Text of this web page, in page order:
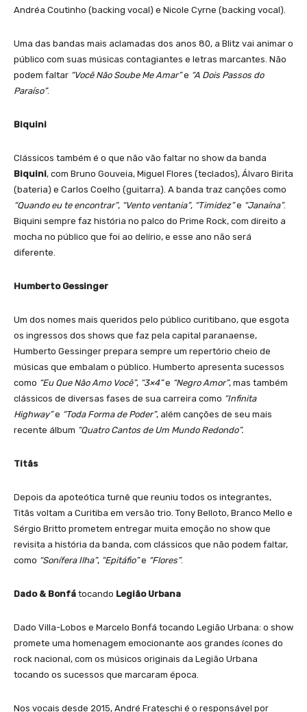
Andréa Coutinho (backing vocal) e Nicole Cyrne (backing vocal).
Uma das bandas mais aclamadas dos anos 80, a Blitz vai animar o
público com suas músicas contagiantes e letras marcantes. Não
podem faltar “Você Não Soube Me Amar”e “A Dois Passos do
Paraíso”.
Biquini
Clássicos também é o que não vão faltar no show da banda
Biquini, com Bruno Gouveia, Miguel Flores (teclados), Álvaro Birita
(bateria) e Carlos Coelho (guitarra). A banda traz canções como
“Quando eu te encontrar”, “Vento ventania”, “Timidez”e “Janaína”.
Biquini sempre faz história no palco do Prime Rock, com direito a
mocha no público que foi ao delírio, e esse ano não será
diferente.
Humberto Gessinger
Um dos nomes mais queridos pelo público curitibano, que esgota
os ingressos dos shows que faz pela capital paranaense,
Humberto Gessinger prepara sempre um repertório cheio de
músicas que embalam o público. Humberto apresenta sucessos
como “Eu Que Não Amo Você”, “3×4”e “Negro Amor”, mas também
clássicos de diversas fases de sua carreira como “Infinita
Highway”e “Toda Forma de Poder”, além canções de seu mais
recente álbum “Quatro Cantos de Um Mundo Redondo”.
Titãs
Depois da apoteótica turnê que reuniu todos os integrantes,
Titãs voltam a Curitiba em versão trio. Tony Belloto, Branco Mello e
Sérgio Britto prometem entregar muita emoção no show que
revisita a história da banda, com clássicos que não podem faltar,
como “Sonífera Ilha”, “Epitáfio”e “Flores”.
Dado & Bonfá tocando Legião Urbana
Dado Villa-Lobos e Marcelo Bonfá tocando Legião Urbana: o show
promete uma homenagem emocionante aos grandes ícones do
rock nacional, com os músicos originais da Legião Urbana
tocando os sucessos que marcaram época.
Nos vocais desde 2015, André Frateschi é o responsável por